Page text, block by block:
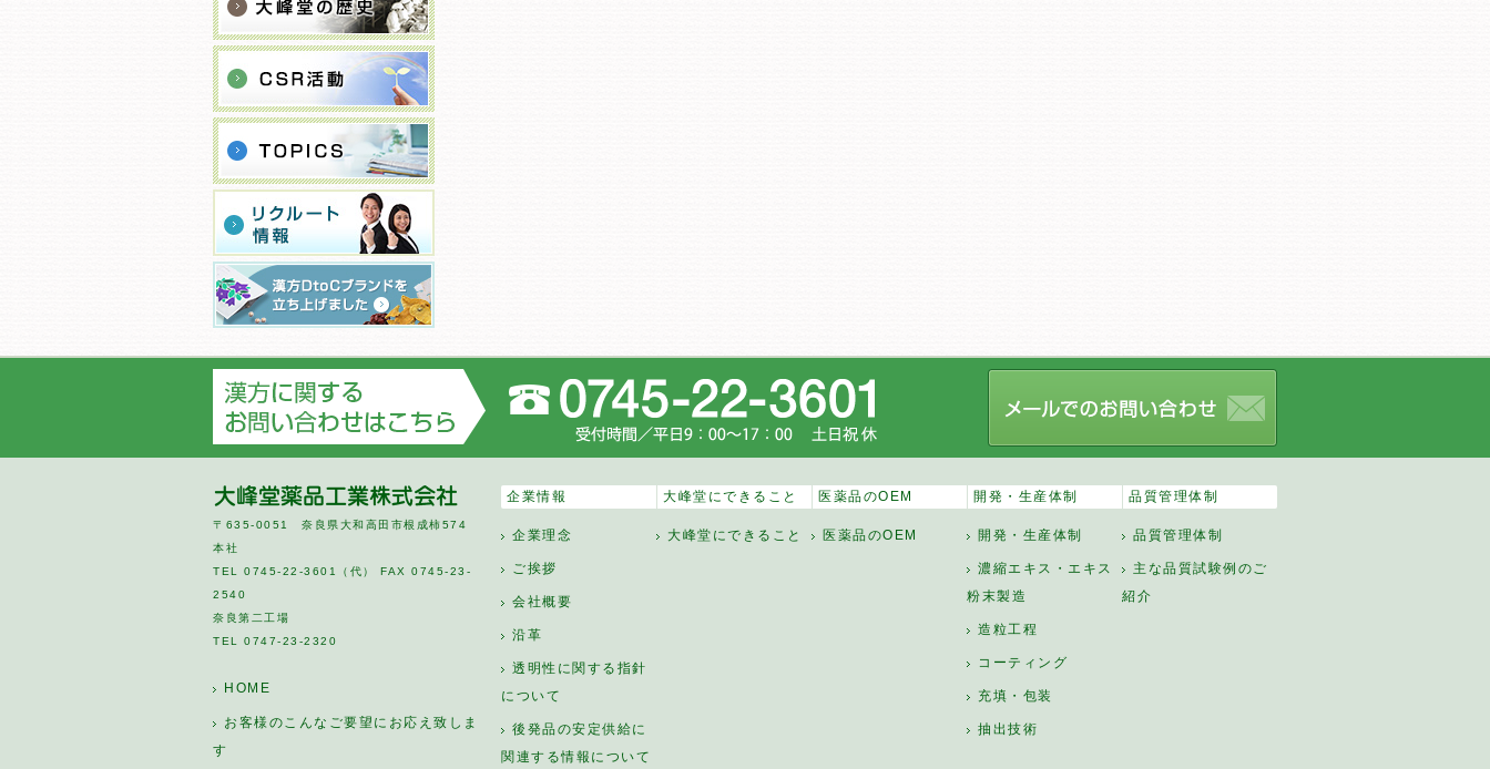
〒635-0051 奈良県大和高田市根成柿574
本社
TEL 0745-22-3601（代） FAX 0745-23-
2540
奈良第二工場
TEL 0747-23-2320
HOME
お客様のこんなご要望にお応え致しま
す
企業情報
企業理念
ご挨拶
会社概要
沿革
透明性に関する指針
について
後発品の安定供給に
関連する情報について
大峰堂にできること
大峰堂にできること
医薬品のOEM
医薬品のOEM
開発・生産体制
開発・生産体制
濃縮エキス・エキス
粉末製造
造粒工程
コーティング
充填・包装
抽出技術
品質管理体制
品質管理体制
主な品質試験例のご
紹介